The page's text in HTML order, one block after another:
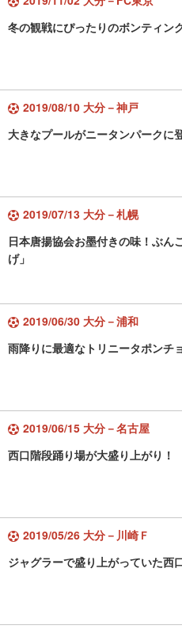
冬の観戦にぴったりのボンティン
2019/08/10 大分－神戸
大きなプールがニータンパークに
2019/07/13 大分－札幌
日本唐揚協会お墨付きの味！ぶん
げ」
2019/06/30 大分－浦和
雨降りに最適なトリニータポンチ
2019/06/15 大分－名古屋
西口階段踊り場が大盛り上がり！
2019/05/26 大分－川崎Ｆ
ジャグラーで盛り上がっていた西